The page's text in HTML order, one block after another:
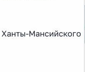
Мансийского